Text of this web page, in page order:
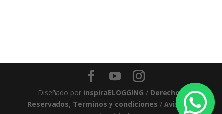
Diseñado por inspiraBLOGGING / Derechos
Reservados, Terminos y condiciones/Aviso de